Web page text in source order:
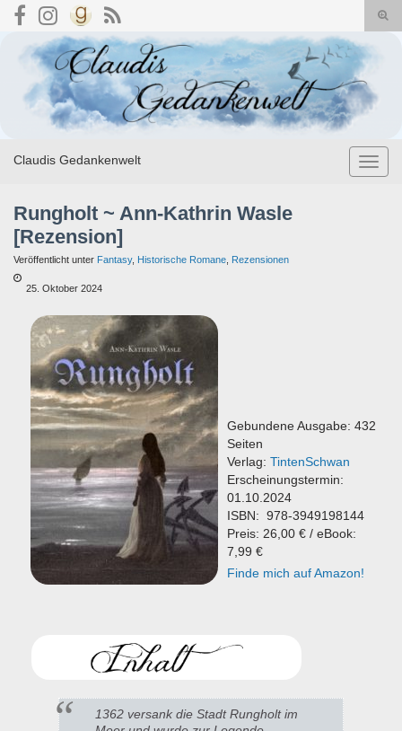
Search for:
Claudis Gedankenwelt
Rungholt ~ Ann-Kathrin Wasle
[Rezension]
Veröffentlicht unter Fantasy, Historische Romane Rezensionen
25. Oktober 2024
Gebundene Ausgabe: 432
Seiten
Verlag: TintenSchwan
Erscheinungstermin:
01.10.2024
ISBN: 978-3949198144
Preis: 26,00 € / eBook:
7,99 €
Finde mich auf Amazon!
1362 versank die Stadt Rungholt im